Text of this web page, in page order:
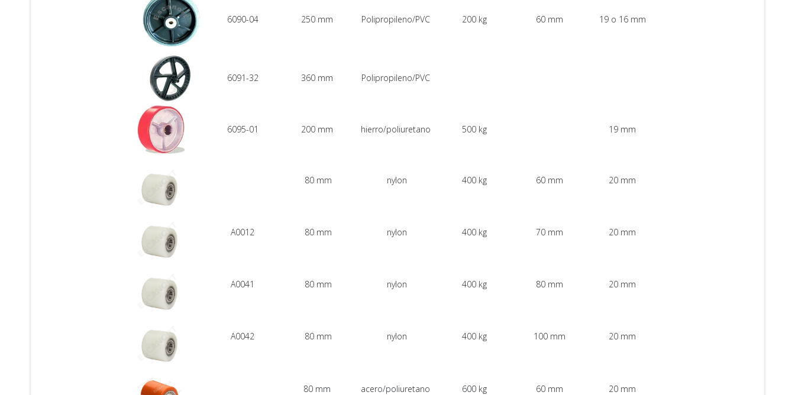
6090-04 250 mm Polipropileno/PVC 200 kg 60 mm 19 o 16 mm
6091-32 360 mm Polipropileno/PVC
6095-01 200 mm hierro/poliuretano 500 kg 19 mm
80 mm nylon 400 kg 60 mm 20 mm
A0012 80 mm nylon 400 kg 70 mm 20 mm
A0041 80 mm nylon 400 kg 80 mm 20 mm
A0042 80 mm nylon 400 kg 100 mm 20 mm
80 mm acero/poliuretano 600 kg 60 mm 20 mm